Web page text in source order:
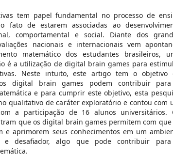
tem papel fundamental no processo de
fato de estarem associadas ao
comportamental e social. Diante dos
nacionais e internacionais vem
matemático dos estudantes brasileiros,
é a utilização de digital brain games para
Neste intuito, este artigo tem o objetivo
digital brain games podem contribuir
e para cumprir este objetivo, esta
qualitativo de caráter exploratório e contou com
a participação de 16 alunos universitários.
que os digital brain games permitem com que
e aprimorem seus conhecimentos em um
e desafiador, algo que pode contribuir